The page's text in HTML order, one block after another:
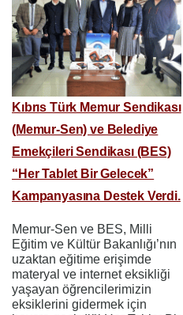
Kıbrıs Türk Memur Sendikası
(Memur-Sen) ve Belediye
Emekçileri Sendikası (BES)
“Her Tablet Bir Gelecek”
Kampanyasına Destek Verdi.
Memur-Sen ve BES, Milli
Eğitim ve Kültür Bakanlığı’nın
uzaktan eğitime erişimde
materyal ve internet eksikliği
yaşayan öğrencilerimizin
eksiklerini gidermek için